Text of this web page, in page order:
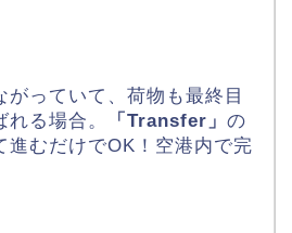
がっていて、荷物も最終目
る場合。
「Transfer」 の
進むだけでOK！空港内で完